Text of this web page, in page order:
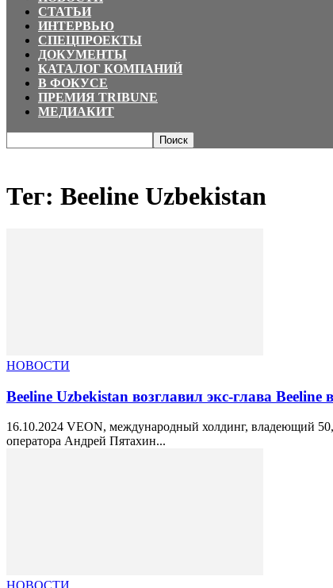
СТАТЬИ
ИНТЕРВЬЮ
СПЕЦПРОЕКТЫ
ДОКУМЕНТЫ
КАТАЛОГ КОМПАНИЙ
В ФОКУСЕ
ПРЕМИЯ TRIBUNE
МЕДИАКИТ
Тег: Beeline Uzbekistan
НОВОСТИ
Beeline Uzbekistan возглавил экс-глава
16.10.2024 VEON, международный холдинг, владеющий
оператора Андрей Пятахин...